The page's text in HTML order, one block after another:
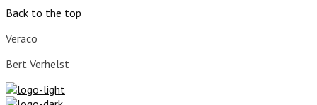
Back to the top
Veraco
Bert Verhelst